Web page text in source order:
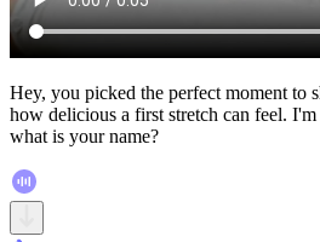
Hey, you picked the perfect moment to
how delicious a first stretch can feel.
what is your name?